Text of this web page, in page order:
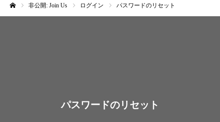
非公開: Join Us ログイン パスワードのリセット
パスワードのリセット